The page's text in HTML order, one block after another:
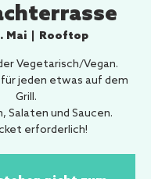
Mai
  |
Rooftop
Vegetarisch/Vegan.
jeden etwas auf dem
Grill.
Salaten und Saucen.
erforderlich!